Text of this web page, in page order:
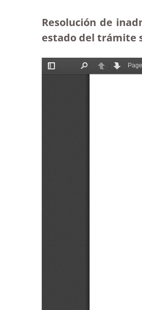
Resolución de
estado del trámite